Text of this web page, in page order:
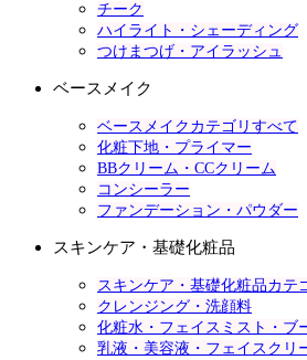
チーク
ハイライト・シェーディング
つけまつげ・アイラッシュ
ベースメイク
ベースメイクカテゴリすべて
化粧下地・プライマー
BBクリーム・CCクリーム
コンシーラー
ファンデーション・パウダー
スキンケア・基礎化粧品
スキンケア・基礎化粧品カテ
クレンジング・洗顔料
化粧水・フェイスミスト・ブ
乳液・美容液・フェイスクリ